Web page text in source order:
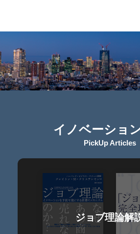
イノベーショ
PickUp Articles
ジョブ理論解